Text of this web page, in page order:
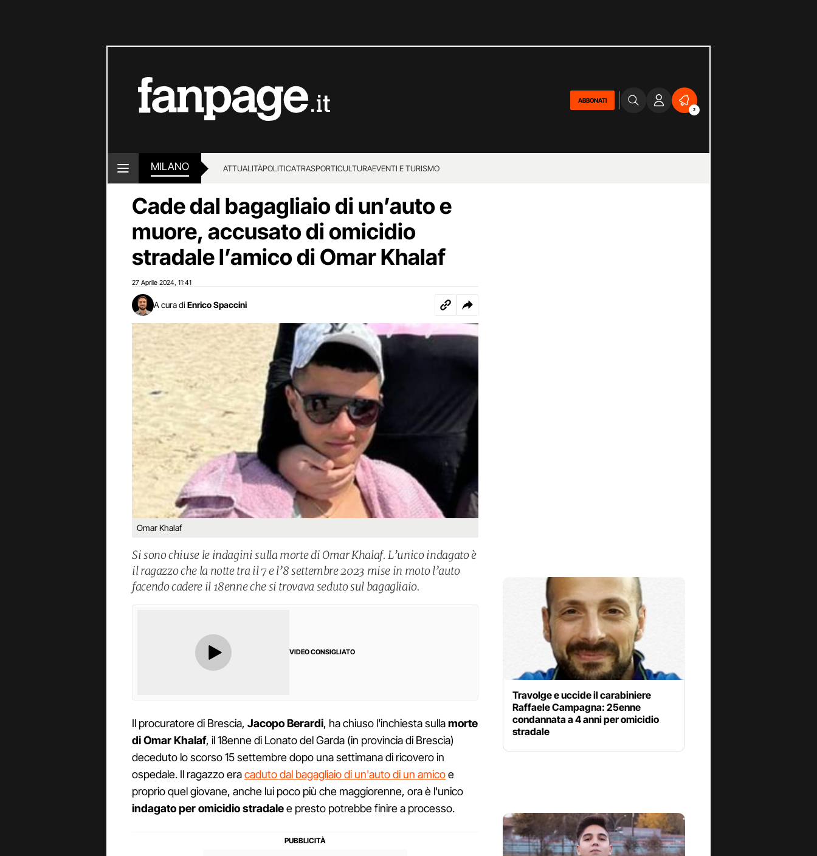
ABBONATI
2
MILANO ATTUALITÀPOLITICATRASPORTICULTURAEVENTI E TURISMO
Cade dal bagagliaio di un’auto e
muore, accusato di omicidio
stradale l’amico di Omar Khalaf
27 Aprile 2024 11:41
A cura di Enrico Spaccini
Omar Khalaf
Si sono chiuse le indagini sulla morte di Omar Khalaf. L’unico indagato è
il ragazzo che la notte tra il 7 e l’8 settembre 2023 mise in moto l’auto
facendo cadere il 18enne che si trovava seduto sul bagagliaio.
VIDEO CONSIGLIATO
Il procuratore di Brescia, Jacopo Berardi, ha chiuso l'inchiesta sullamorte
di Omar Khalaf, il 18enne di Lonato del Garda (in provincia di Brescia)
deceduto lo scorso 15 settembre dopo una settimana di ricovero in
ospedale. Il ragazzo eracaduto dal bagagliaio di un'auto di un amicoe
proprio quel giovane, anche lui poco più che maggiorenne, ora è l'unico
indagato per omicidio stradalee presto potrebbe finire a processo.
Travolge e uccide il carabiniere
Raffaele Campagna: 25enne
condannata a 4 anni per omicidio
stradale